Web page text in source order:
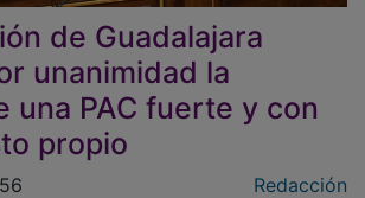
de Guadalajara
unanimidad la
una PAC fuerte y con
propio